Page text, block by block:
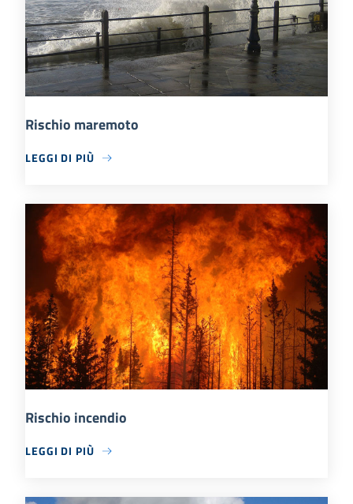
Rischio maremoto
LEGGI DI PIÙ
Rischio incendio
LEGGI DI PIÙ